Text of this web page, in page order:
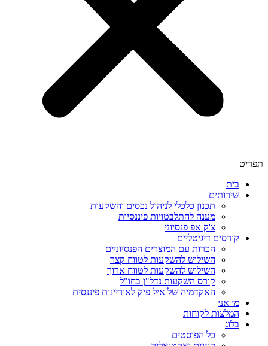
תפריט
בית
שירותים
תכנון כלכלי לניהול נכסים והשקעות
מענה להתלבטויות פיננסיות
צ'ק אפ פנסיוני
קורסים דיגיטליים
הכרות עם המוצרים הפנסיוניים
השילוש להשקעות לטווח קצר
השילוש להשקעות לטווח ארוך
קורס השקעות נדל"ן בחו"ל
האקדמיה של איל פיק לאוריינות פיננסית
מי אני
המלצות לקוחות
בלוג
כל הפוסטים